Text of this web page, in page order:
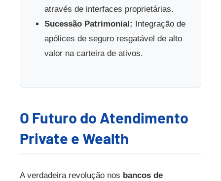
através de interfaces proprietárias.
Sucessão Patrimonial: Integração de
apólices de seguro resgatável de alto
valor na carteira de ativos.
O Futuro do Atendimento
Private e Wealth
A verdadeira revolução nos bancos de